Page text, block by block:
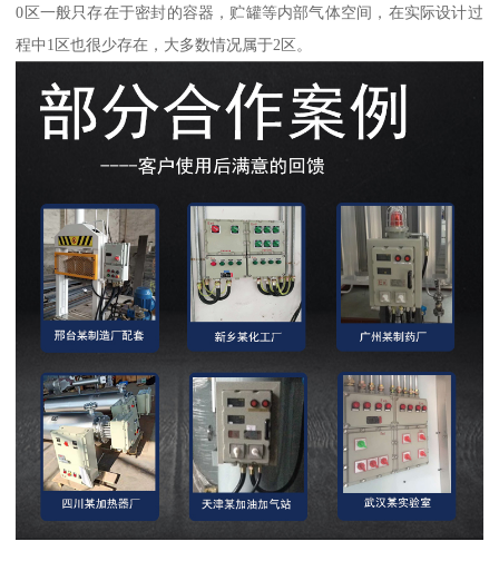
0区一般只存在于密封的容器，贮罐等内部气体空间，在实际设计过
程中1区也很少存在，大多数情况属于2区。